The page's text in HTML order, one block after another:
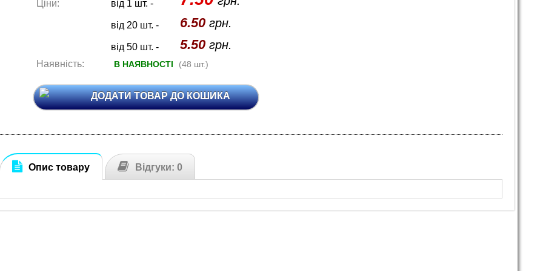
Ціни: від 1 шт. -
від 20 шт. - 6.50 грн.
від 50 шт. - 5.50 грн.
Наявність: В НАЯВНОСТІ (48 шт.)
ДОДАТИ ТОВАР ДО КОШИКА
Опис товару Відгуки: 0